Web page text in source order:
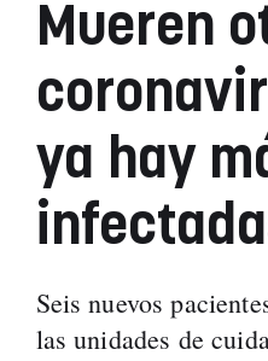
Mueren
ya hay
Seis nuevos
las unidades de